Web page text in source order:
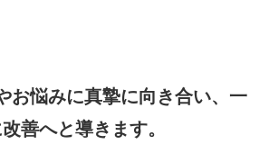
お悩みに真摯に向き合い、一
善へと導きます。